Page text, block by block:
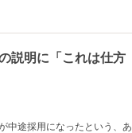
説明に「これは仕方
中途採用になったという、あ